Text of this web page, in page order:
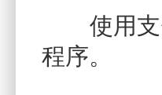
使用支付
程序。